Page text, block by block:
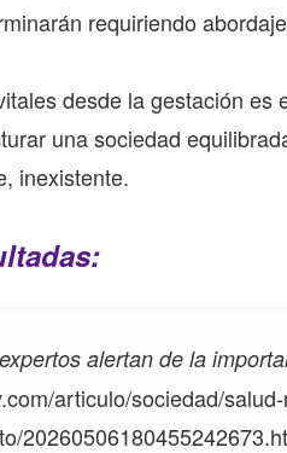
requiriendo
desde la gestación es
una sociedad
inexistente.
alertan de la
articulo/sociedad/